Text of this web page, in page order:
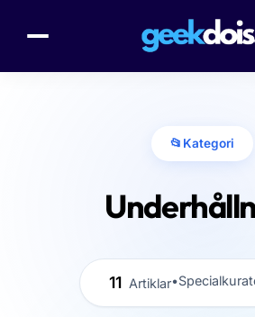
📂 Kategori
11 Artiklar•